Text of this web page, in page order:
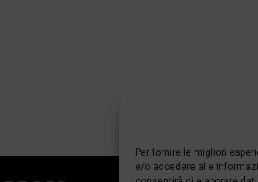
Per fornire le migliori
e/o accedere alle